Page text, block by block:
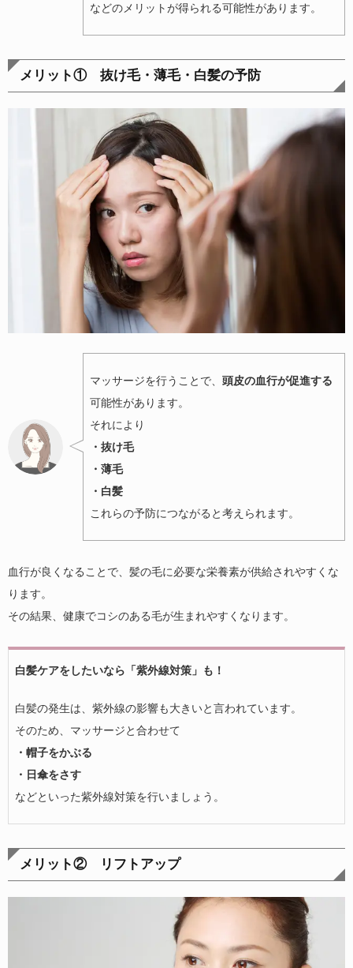
などのメリットが得られる可能性があります。
メリット① 抜け毛・薄毛・白髪の予防
マッサージを行うことで、 頭皮の血行が促進する
可能性があります。
それにより
・抜け毛
・薄毛
・白髪
これらの予防につながると考えられます。
血行が良くなることで、髪の毛に必要な栄養素が供給されやすくな
ります。
その結果、健康でコシのある毛が生まれやすくなります。
白髪ケアをしたいなら「紫外線対策」も！
白髪の発生は、紫外線の影響も大きいと言われています。
そのため、マッサージと合わせて
・帽子をかぶる
・日傘をさす
などといった紫外線対策を行いましょう。
メリット② リフトアップ